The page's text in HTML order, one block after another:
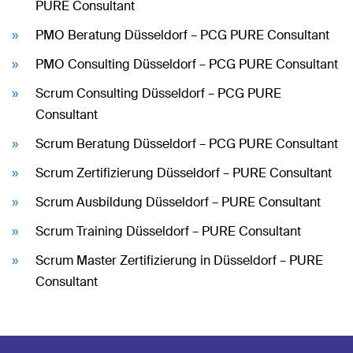
PURE Consultant
PMO Beratung Düsseldorf – PCG PURE Consultant
PMO Consulting Düsseldorf – PCG PURE Consultant
Scrum Consulting Düsseldorf – PCG PURE
Consultant
Scrum Beratung Düsseldorf – PCG PURE Consultant
Scrum Zertifizierung Düsseldorf – PURE Consultant
Scrum Ausbildung Düsseldorf – PURE Consultant
Scrum Training Düsseldorf – PURE Consultant
Scrum Master Zertifizierung in Düsseldorf – PURE
Consultant